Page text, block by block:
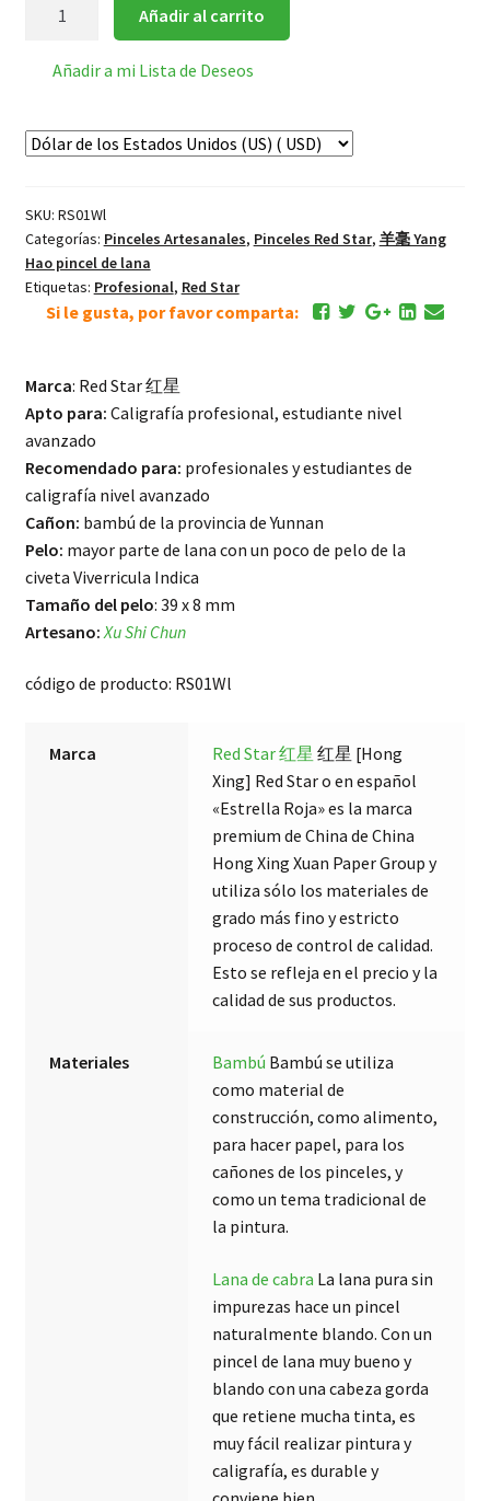
毫
Yang
Hao
Pincel
Lana
Grande
cantidad
Añadir al carrito
Añadir a mi Lista de Deseos
SKU: RS01Wl
Categorías: Pinceles Artesanales, Pinceles Red Star, 羊毫 Yang
Hao pincel de lana
Etiquetas: Profesional, Red Star
Si le gusta, por favor comparta:
Marca: Red Star 红星
Apto para: Caligrafía profesional, estudiante nivel
avanzado
Recomendado para: profesionales y estudiantes de
caligrafía nivel avanzado
Cañon: bambú de la provincia de Yunnan
Pelo: mayor parte de lana con un poco de pelo de la
civeta Viverricula Indica
Tamaño del pelo: 39 x 8 mm
Artesano: Xu Shi Chun
código de producto: RS01Wl
Marca Red Star 红星 红星 [Hong
Xing] Red Star o en español
«Estrella Roja» es la marca
premium de China de China
Hong Xing Xuan Paper Group y
utiliza sólo los materiales de
grado más fino y estricto
proceso de control de calidad.
Esto se refleja en el precio y la
calidad de sus productos.
Materiales Bambú Bambú se utiliza
como material de
construcción, como alimento,
para hacer papel, para los
cañones de los pinceles, y
como un tema tradicional de
la pintura.
Lana de cabra La lana pura sin
impurezas hace un pincel
naturalmente blando. Con un
pincel de lana muy bueno y
blando con una cabeza gorda
que retiene mucha tinta, es
muy fácil realizar pintura y
caligrafía, es durable y